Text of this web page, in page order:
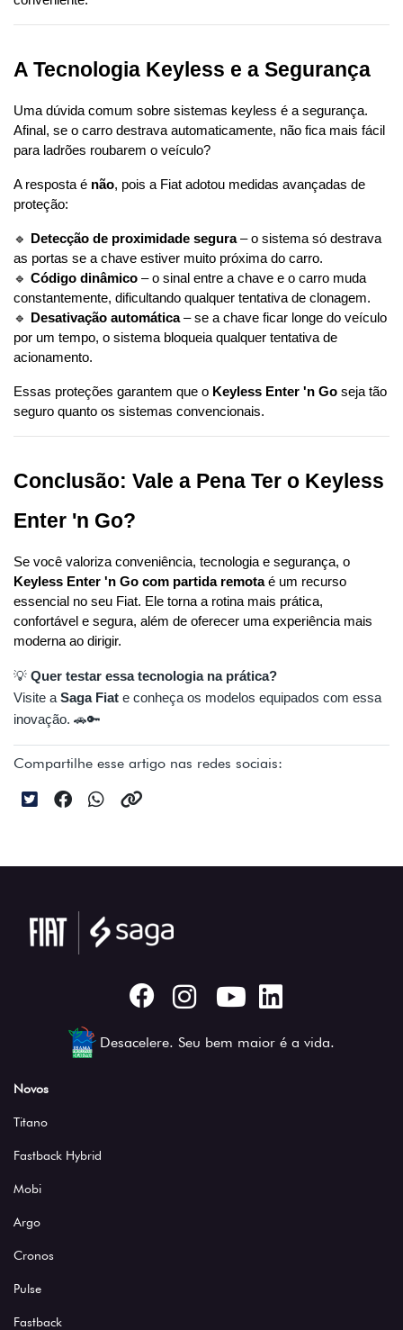
A Tecnologia Keyless e a Segurança
Uma dúvida comum sobre sistemas keyless é a segurança.
Afinal, se o carro destrava automaticamente, não fica mais fácil
para ladrões roubarem o veículo?
A resposta é não, pois a Fiat adotou medidas avançadas de
proteção:
🔹 Detecção de proximidade segura – o sistema só destrava
as portas se a chave estiver muito próxima do carro.
🔹 Código dinâmico – o sinal entre a chave e o carro muda
constantemente, dificultando qualquer tentativa de clonagem.
🔹
Desativação automática – se a chave ficar longe do veículo
por um tempo, o sistema bloqueia qualquer tentativa de
acionamento.
Essas proteções garantem que o Keyless Enter 'n Go seja tão
seguro quanto os sistemas convencionais.
Conclusão: Vale a Pena Ter o Keyless
Enter 'n Go?
Keyless Enter 'n Go com partida remota é um recurso
essencial no seu Fiat. Ele torna a rotina mais prática,
confortável e segura, além de oferecer uma experiência mais
moderna ao dirigir.
💡 Quer testar essa tecnologia na prática?
Visite aSaga Fiat e conheça os modelos equipados com essa
inovação. 🚗🔑
Compartilhe esse artigo nas redes sociais:
Desacelere. Seu bem maior é a vida.
Novos
Titano
Fastback Hybrid
Mobi
Argo
Cronos
Pulse
Fastback